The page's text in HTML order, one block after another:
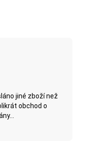
jiné zboží než
obchod o